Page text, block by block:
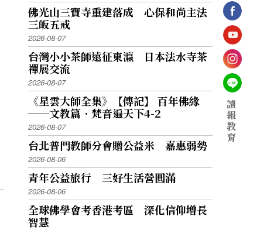
佛光山三寶寺重建落成 心保和尚主法
三皈五戒
2026-08-07
台灣小小茶師遠征東瀛 日本法水寺茶
禪展交流
2026-08-07
《星雲大師全集》【傳記】 百年佛緣
──文教篇．梵音遍天下4-2
2026-08-07
台北普門教師分會贈公益米 嘉惠弱勢
2026-08-06
青年公益旅行 三好生活營圓滿
2026-08-06
全球佛學會考香港考區 深化信仰增長
智慧
讀
報
教
育